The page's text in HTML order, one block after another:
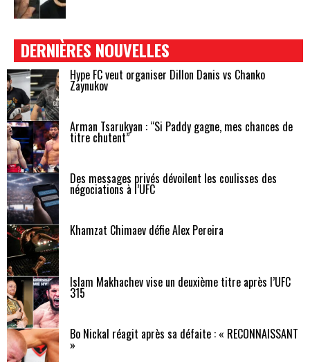
DERNIÈRES NOUVELLES
Hype FC veut organiser Dillon Danis vs Chanko
Zaynukov
Arman Tsarukyan : “Si Paddy gagne, mes chances de
titre chutent”
Des messages privés dévoilent les coulisses des
négociations à l’UFC
Khamzat Chimaev défie Alex Pereira
Islam Makhachev vise un deuxième titre après l’UFC
315
Bo Nickal réagit après sa défaite : « RECONNAISSANT
»